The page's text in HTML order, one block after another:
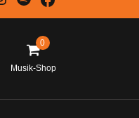
0
Musik-Shop